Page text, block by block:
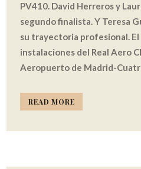
PV410. David Herreros y
segundo finalista. Y Teresa
su trayectoria profesional.
instalaciones del Real Aero
Aeropuerto de Madrid-
READ MORE